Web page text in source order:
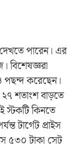
পারেন। এর
বিশেষজ্ঞরা
পছন্দ করেছেন।
শতাংশ বাড়তে
স্টকটি কিনতে
টার্গেট প্রাইস
৫৩০ টাকা সেট